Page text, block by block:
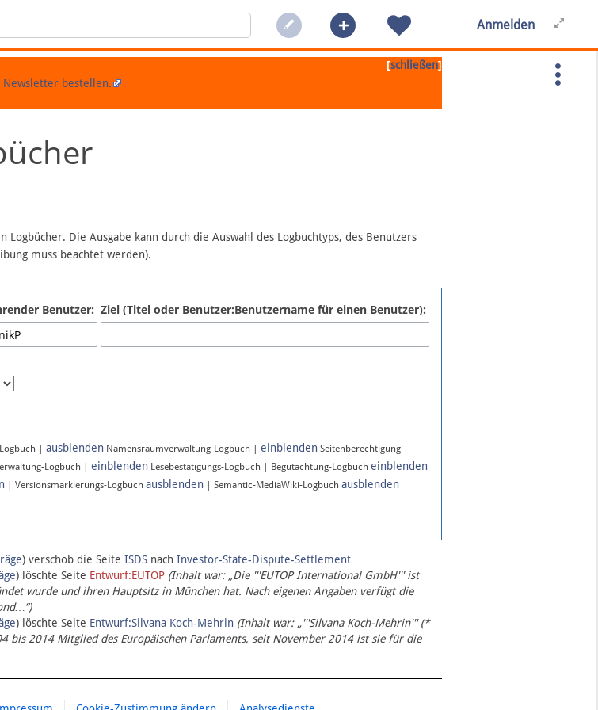
Anmelden
[schließen]
Newsletter bestellen.
Die Ausgabe kann durch die Auswahl des Logbuchtyps, des Benutzers
muss beachtet werden).
Benutzer: Ziel (Titel oder Benutzer:Benutzername für einen Benutzer):
| ausblenden Namensraumverwaltung-Logbuch | einblenden Seitenberechtigung-
Logbuch | einblenden Lesebestätigungs-Logbuch | Begutachtung-Logbuch einblenden
| Versionsmarkierungs-Logbuch ausblenden | Semantic-MediaWiki-Logbuch ausblenden
) verschob die Seite ISDS nach Investor-State-Dispute-Settlement
) löschte Seite Entwurf:EUTOP (Inhalt war: „Die '''EUTOP International GmbH''' ist
wurde und ihren Hauptsitz in München hat. Nach eigenen Angaben verfügt die
) löschte Seite Entwurf:Silvana Koch-Mehrin (Inhalt war: „'''Silvana Koch-Mehrin''' (*
bis 2014 Mitglied des Europäischen Parlaments, seit November 2014 ist sie für die